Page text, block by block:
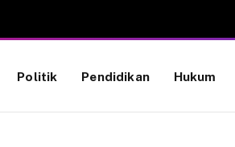
Politik Pendidikan Hukum